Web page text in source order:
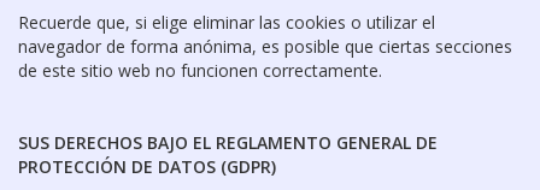
Recuerde que, si elige eliminar las cookies o utilizar el
navegador de forma anónima, es posible que ciertas secciones
de este sitio web no funcionen correctamente.
SUS DERECHOS BAJO EL REGLAMENTO GENERAL DE
PROTECCIÓN DE DATOS (GDPR)